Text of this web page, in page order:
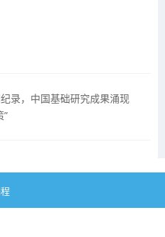
录，中国基础研究成果涌现
”